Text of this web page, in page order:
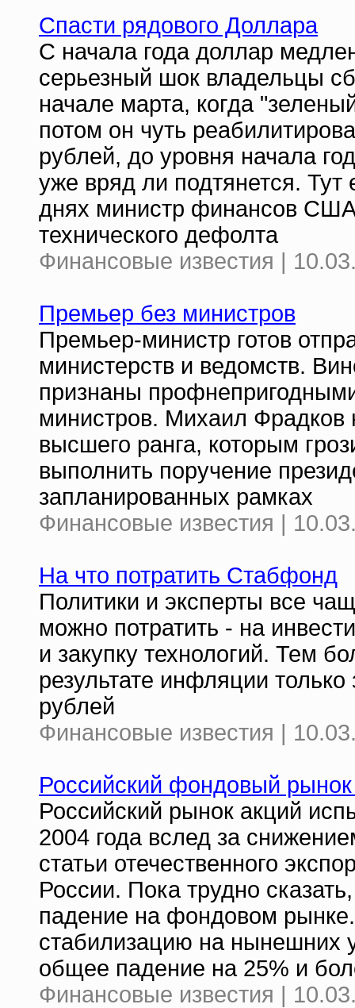
Спасти рядового Доллара
С начала года доллар
серьезный шок владельцы
начале марта, когда
потом он чуть
рублей, до уровня начала
уже вряд ли подтянется.
днях министр финансов
технического дефолта
Финансовые известия |
Премьер без министров
Премьер-министр готов
министерств и ведомств.
признаны
министров. Михаил Фрадков
высшего ранга, которым
выполнить поручение
запланированных рамках
Финансовые известия |
На что потратить Стабфонд
Политики и эксперты все
можно потратить - на
и закупку технологий. Тем
результате инфляции
рублей
Финансовые известия |
Российский фондовый
Российский рынок акций
2004 года вслед за
статьи отечественного
России. Пока трудно
падение на фондовом
стабилизацию на нынешних
общее падение на 25% и
Финансовые известия |